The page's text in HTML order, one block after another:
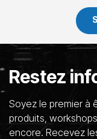
Restez
Soyez le premier à
produits,
encore. Recevez